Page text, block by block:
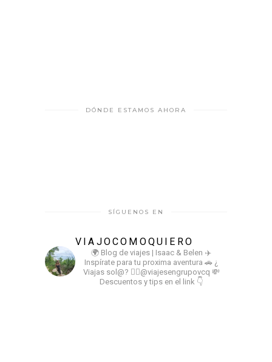
DÓNDE ESTAMOS AHORA
SÍGUENOS EN
VIAJOCOMOQUIERO
🌍 Blog de viajes | Isaac & Belen ✈️
Inspírate para tu proxima aventura 🚗 ¿
Viajas sol@? 👉🏻@viajesengrupovcq 💸
Descuentos y tips en el link 👇